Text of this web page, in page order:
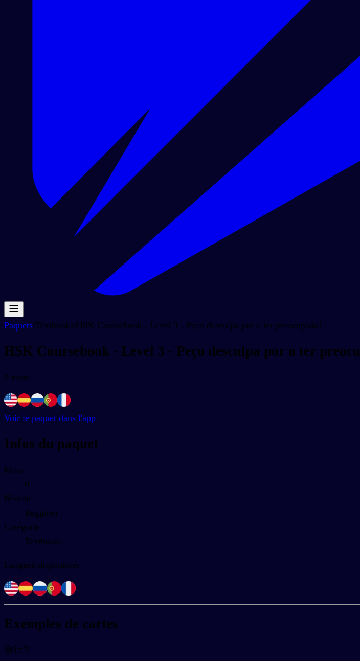
Paquets/Textbooks/HSK Coursebook - Level 3 - Peço desculpa por o ter preocupado!
HSK Coursebook - Level 3 - Peço desculpa por o ter
0 mots
Voir le paquet dans l'app
Infos du paquet
Mots
0
Niveau
Begginer
Catégorie
Textbooks
Langues disponibles
Exemples de cartes
自行车